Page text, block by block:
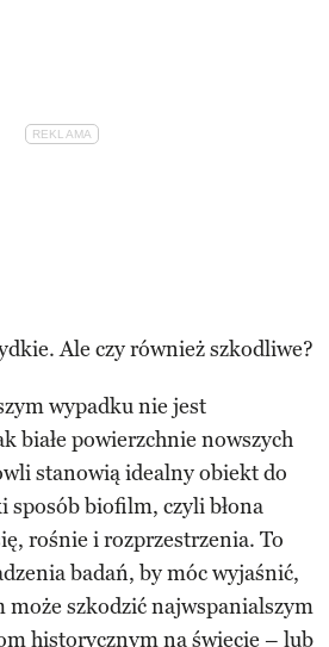
Ale czy również szkodliwe?
wypadku nie jest
białe powierzchnie nowszych
stanowią idealny obiekt do
sposób biofilm, czyli błona
rośnie i rozprzestrzenia. To
badań, by móc wyjaśnić,
szkodzić najwspanialszym
historycznym na świecie – lub